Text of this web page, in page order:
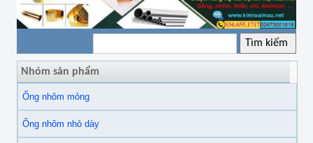
Nhóm sản phẩm
Ống nhôm mỏng
Ống nhôm nhỏ dày